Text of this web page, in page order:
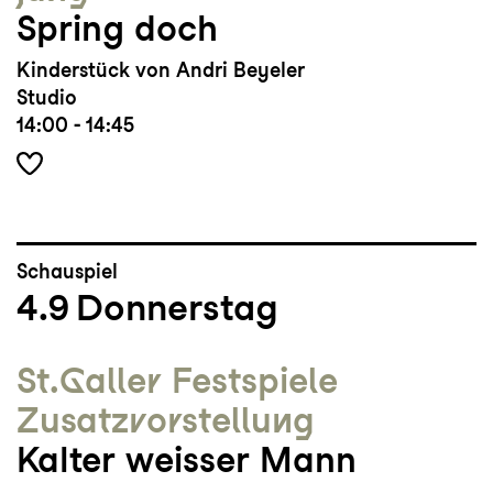
Spring doch
Kinderstück von Andri Beyeler
Studio
14:00 - 14:45
Schauspiel
4.9 Donnerstag
St.Galler Festspiele
Zusatz­vorstellung
Kalter weisser Mann